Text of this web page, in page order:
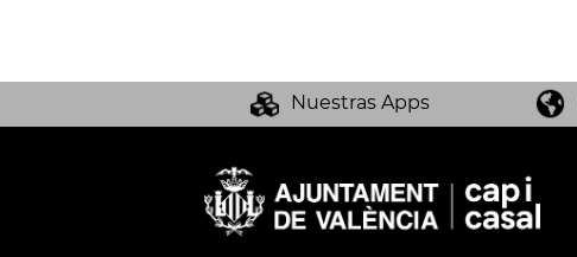
Nuestras Apps